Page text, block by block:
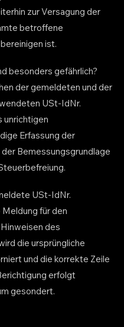
zur Versagung der
betroffene
ist.
besonders gefährlich?
der gemeldeten und der
USt-IdNr.
unrichtigen
Erfassung der
Bemessungsgrundlage
USt-IdNr.
für den
des
die ursprüngliche
und die korrekte Zeile
erfolgt
gesondert.